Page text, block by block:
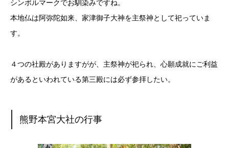
シンボルマークでお馴染みですね。
本地仏は阿弥陀如来、家津御子大神を主祭神として祀っていま
す。
４つの社殿がありますがが、主祭神が祀られ、心願成就にご利益
があるといわれている第三殿には必ず参拝したい。
熊野本宮大社の行事